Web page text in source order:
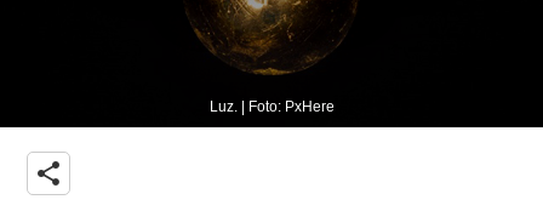
Luz. | Foto: PxHere
share